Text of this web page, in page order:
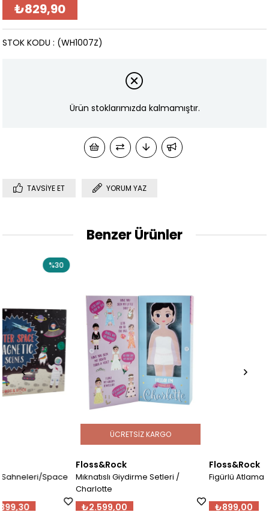
₺829,90
(WH1007Z)
STOK KODU
Ürün stoklarımızda kalmamıştır.
TAVSIYE ET YORUM YAZ
Benzer Ürünler
Mıknatıslı Giydirme Setleri /
₺2.599,00
ÜCRETSIZ KARGO
Figürlü Atlama İpleri / Lion